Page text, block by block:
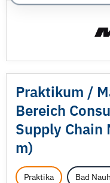
Praktikum /
Bereich
Supply Chain
m)
Praktika Bad